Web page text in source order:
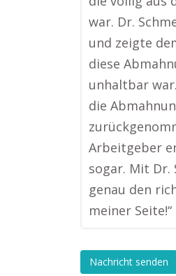
war. Dr.
und zeigte
diese
unhaltbar
die
Arbeitgeber
sogar. Mit Dr.
genau den
meiner Seite!“
Nachricht senden